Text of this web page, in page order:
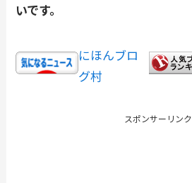
いです。
にほんブロ
グ村
スポンサーリンク